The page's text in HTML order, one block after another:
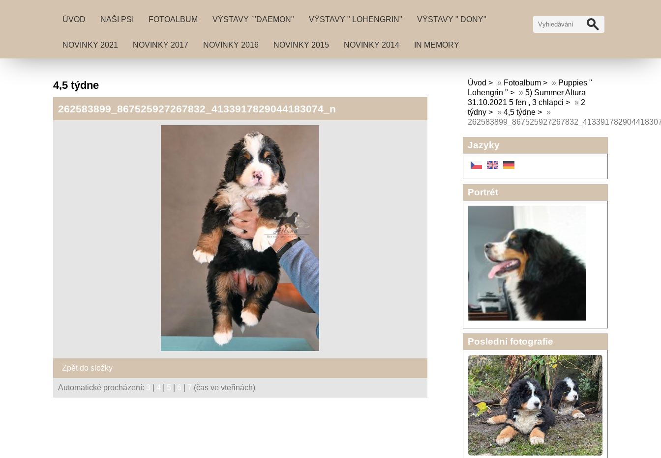
ÚVOD NAŠI PSI FOTOALBUM VÝSTAVY `"DAEMON" VÝSTAVY " LOHENGRIN" VÝSTAVY " DONY"
NOVINKY 2021 NOVINKY 2017 NOVINKY 2016 NOVINKY 2015 NOVINKY 2014 IN MEMORY
4,5 týdne
262583899_867525927267832_4133917829044183074_n
Zpět do složky
Automatické procházení: 3 4 5 6 7 (čas ve vteřinách)
Úvod » Fotoalbum » Puppies "
Lohengrin "
» 5) Summer Altura
31.10.2021 5 fen , 3 chlapci
» 2
týdny
» 4,5 týdne
»
Jazyky
Portrét
Poslední fotografie